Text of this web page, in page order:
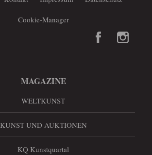
Cookie-Manager
MAGAZINE
WELTKUNST
KUNST UND AUKTIONEN
KQ Kunstquartal